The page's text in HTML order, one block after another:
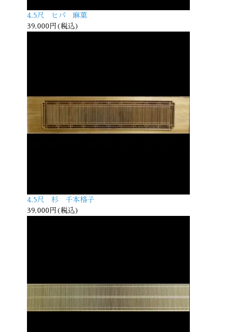
4.5尺 ヒバ 麻葉
39,000円(税込)
4.5尺 杉 千本格子
39,000円(税込)